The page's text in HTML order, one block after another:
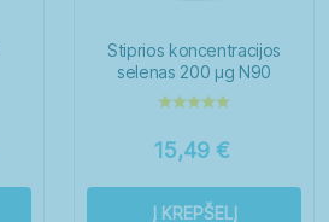
Stiprios koncentracijos
selenas 200 μg N90
15,49 €
Į KREPŠELĮ